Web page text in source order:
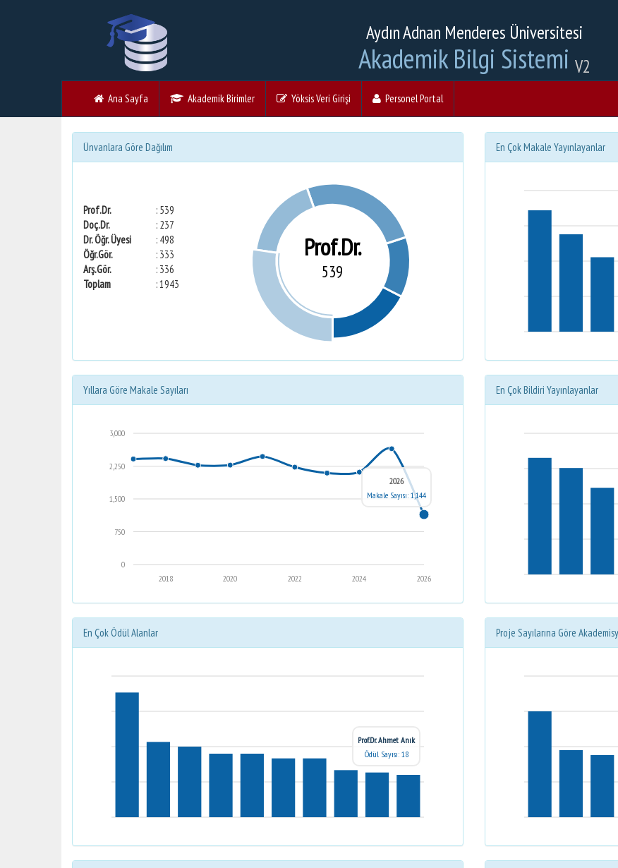
Aydın Adnan Menderes Üniversitesi
Akademik Bilgi Sistemi V2
Ana Sayfa Akademik Birimler Yöksis Veri Girişi Personel Portal
Ünvanlara Göre Dağılım
Prof.Dr.
: 539
Doç.Dr.
: 237
Dr. Öğr. Üyesi
: 498
Öğr.Gör.
: 333
Arş.Gör.
: 336
Toplam
: 1943
Prof.Dr.
539
En Çok Makale Yayınlayanlar
Yıllara Göre Makale Sayıları
0
750
1,500
2,250
3,000
2026
2024
2022
2020
2018
2026
Makale Sayısı: 1,144
En Çok Bildiri Yayınlayanlar
En Çok Ödül Alanlar
Prof.Dr. Ahmet Anık
Ödül Sayısı: 18
Proje Sayılarına Göre